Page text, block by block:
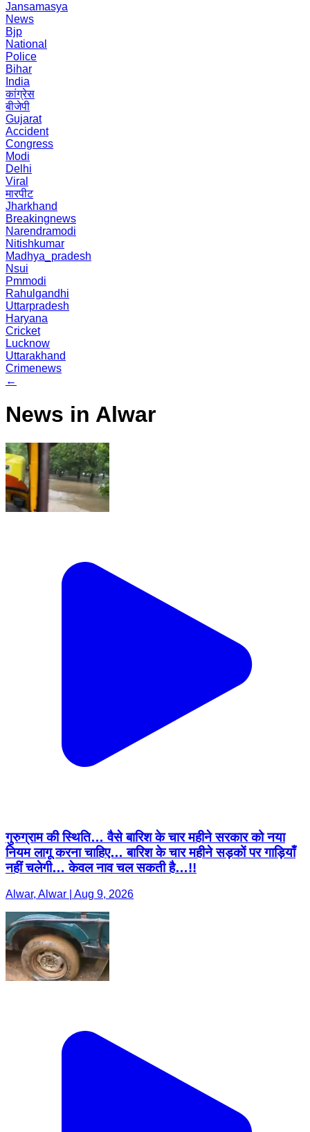
Jansamasya
News
Bjp
National
Police
Bihar
India
कांग्रेस
बीजेपी
Gujarat
Accident
Congress
Modi
Delhi
Viral
मारपीट
Jharkhand
Breakingnews
Narendramodi
Nitishkumar
Madhya_pradesh
Nsui
Pmmodi
Rahulgandhi
Uttarpradesh
Haryana
Cricket
Lucknow
Uttarakhand
Crimenews
←
News in Alwar
गुरुग्राम की स्थिति… वैसे बारिश के चार महीने सरकार को नया
नियम लागू करना चाहिए… बारिश के चार महीने सड़कों पर गाड़ियाँ
नहीं चलेगी… केवल नाव चल सकती है…!!
Alwar, Alwar | Aug 9, 2026